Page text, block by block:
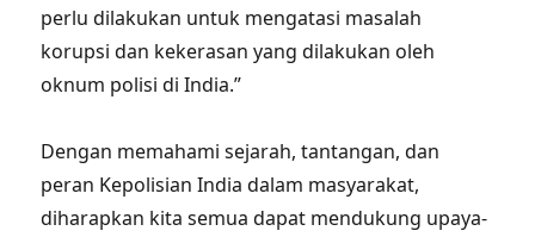
perlu dilakukan untuk mengatasi masalah
korupsi dan kekerasan yang dilakukan oleh
oknum polisi di India.”
Dengan memahami sejarah, tantangan, dan
peran Kepolisian India dalam masyarakat,
diharapkan kita semua dapat mendukung upaya-